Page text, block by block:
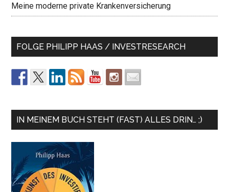
Meine moderne private Krankenversicherung
FOLGE PHILIPP HAAS / INVESTRESEARCH
IN MEINEM BUCH STEHT (FAST) ALLES DRIN… ;)